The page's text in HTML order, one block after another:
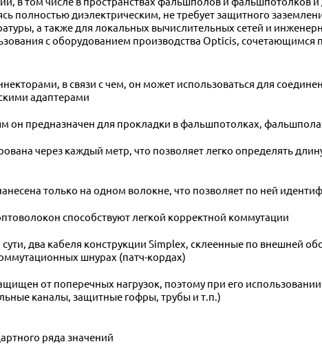
полностью диэлектрическим, не требует защитного
а также для локальных вычислительных сетей и
с оборудованием производства Opticis, сочетающимся
в связи с чем, он может использоваться для
адаптерами
предназначен для прокладки в фальшпотолках,
через каждый метр, что позволяет легко определять
только на одном волокне, что позволяет по ней
способствуют легкой корректной коммутации
сути, два кабеля конструкции Simplex, склеенные по внешней
шнурах (патч-кордах)
от поперечных нагрузок, поэтому при его
каналы, защитные гофры, трубы и т.п.)
ряда значений